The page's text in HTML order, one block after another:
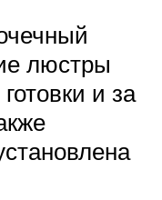
люстры
и за